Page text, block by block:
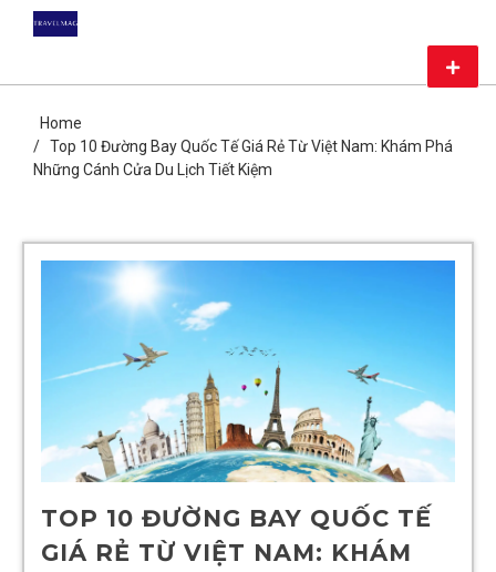
TRAVEL
Menu
CHIA SẺ KIẾN THỨC DU LỊCH HÀNG ĐẦU CHỈ CÓ TẠI MAG
Home
Top 10 Đường Bay Quốc Tế Giá Rẻ Từ Việt Nam: Khám Phá
Những Cánh Cửa Du Lịch Tiết Kiệm
TOP 10 ĐƯỜNG BAY QUỐC TẾ
GIÁ RẺ TỪ VIỆT NAM: KHÁM